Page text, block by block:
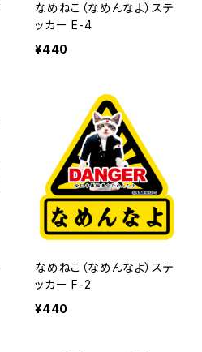
なめねこ（なめんなよ）ステ
ッカー E-4
¥440
なめねこ（なめんなよ）ステ
ッカー F-2
¥440